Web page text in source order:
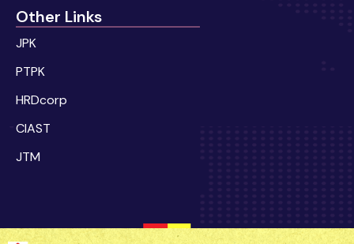
Other Links
JPK
PTPK
HRDcorp
CIAST
JTM